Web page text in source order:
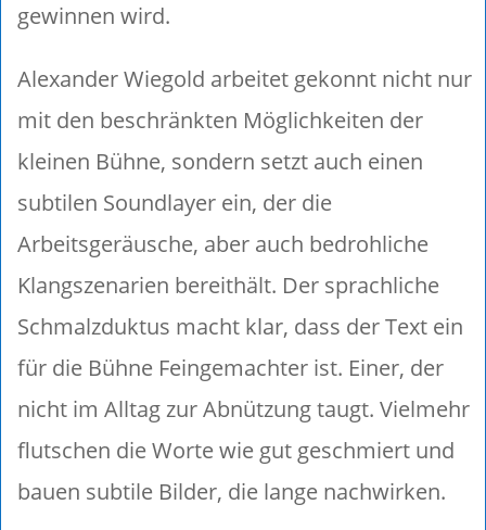
gewinnen wird.
Alexander Wiegold arbeitet gekonnt nicht nur
mit den beschränkten Möglichkeiten der
kleinen Bühne, sondern setzt auch einen
subtilen Soundlayer ein, der die
Arbeitsgeräusche, aber auch bedrohliche
Klangszenarien bereithält. Der sprachliche
Schmalzduktus macht klar, dass der Text ein
für die Bühne Feingemachter ist. Einer, der
nicht im Alltag zur Abnützung taugt. Vielmehr
flutschen die Worte wie gut geschmiert und
bauen subtile Bilder, die lange nachwirken.